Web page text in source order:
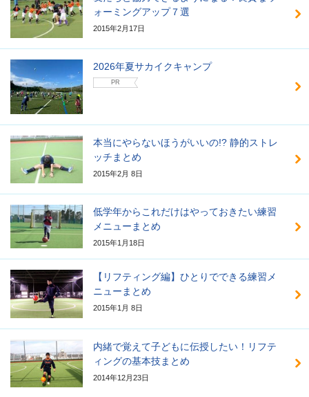
ォーミングアップ７選
2015年2月17日
2026年夏サカイクキャンプ
PR
本当にやらないほうがいいの!? 静的ストレ
ッチまとめ
2015年2月 8日
低学年からこれだけはやっておきたい練習
メニューまとめ
2015年1月18日
【リフティング編】ひとりでできる練習メ
ニューまとめ
2015年1月 8日
内緒で覚えて子どもに伝授したい！リフテ
ィングの基本技まとめ
2014年12月23日